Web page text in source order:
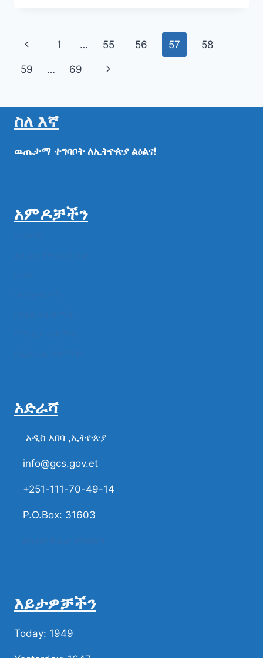
አካል
Page
navigation
Previous
Page
1 … 55 56 57 58
59 … 69
Next
ስለ እኛ
ዉጤታማ ተግባቦት ለኢትዮጵያ ልዕልና!
አምዶቻችን
አድራሻ
አዲስ አበባ ,ኢትዮጵያ
info@gcs.gov.et
+251-111-70-49-14
P.O.Box: 31603
እይታዎቻችን
Today: 1949